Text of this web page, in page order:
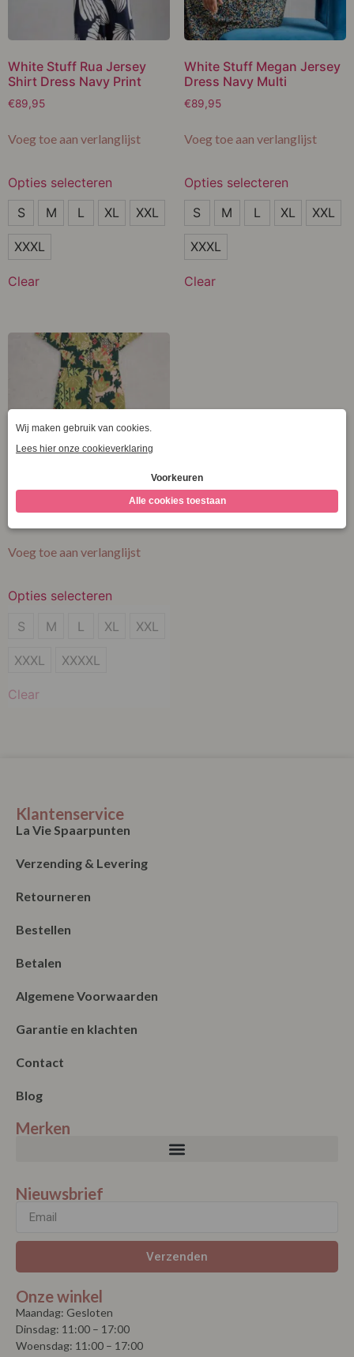
White Stuff Rua Jersey
Shirt Dress Navy Print
€89,95
Voeg toe aan verlanglijst
Opties selecteren
S
M
XXL
S M L XL XXL
XXXL
Clear
White Stuff Megan Jersey
Dress Navy Multi
€89,95
Voeg toe aan verlanglijst
Opties selecteren
S
M
S M L XL XXL
XXXL
Clear
Shirt Dress Green Print
Voeg toe aan verlanglijst
Opties selecteren
S
M
XXXXL
S M L XL XXL
XXXL XXXXL
Clear
Klantenservice
La Vie Spaarpunten
Verzending & Levering
Retourneren
Bestellen
Betalen
Algemene Voorwaarden
Garantie en klachten
Contact
Blog
Merken
Nieuwsbrief
Verzenden
Onze winkel
Maandag: Gesloten
Dinsdag: 11:00 – 17:00
Woensdag: 11:00 – 17:00